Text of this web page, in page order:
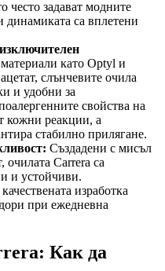
често задават модните
динамиката са вплетени
като Optyl и
слънчевите очила
и удобни за
свойства на
кожни реакции, а
стабилно прилягане.
Създадени с мисъл
очилата Carrera са
и устойчиви.
изработка
при ежедневна
Как да